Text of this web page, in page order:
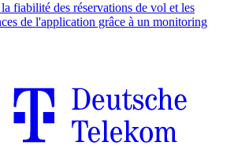
fiabilité des réservations de vol et les
de l'application grâce à un monitoring